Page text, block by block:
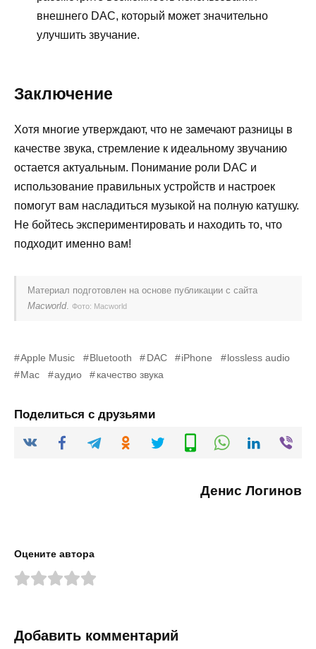
внешнего DAC, который может значительно
улучшить звучание.
Заключение
Хотя многие утверждают, что не замечают разницы в
качестве звука, стремление к идеальному звучанию
остается актуальным. Понимание роли DAC и
использование правильных устройств и настроек
помогут вам насладиться музыкой на полную катушку.
Не бойтесь экспериментировать и находить то, что
подходит именно вам!
Материал подготовлен на основе публикации с сайта
Macworld. Фото: Macworld
Apple Music Bluetooth DAC iPhone
lossless audio
Mac
аудио качество звука
Поделиться с друзьями
Денис Логинов
Оцените автора
Добавить комментарий